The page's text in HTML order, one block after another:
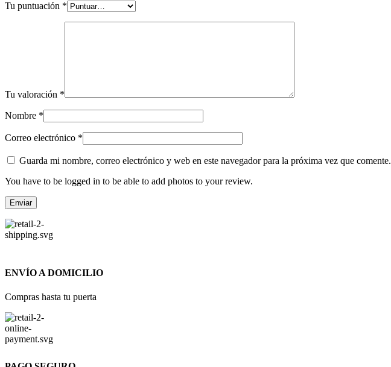
Tu puntuación *
Tu valoración *
Nombre *
Correo electrónico *
Guarda mi nombre, correo electrónico y web en este navegador para la próxima vez que comente.
You have to be logged in to be able to add photos to your review.
ENVÍO A DOMICILIO
Compras hasta tu puerta